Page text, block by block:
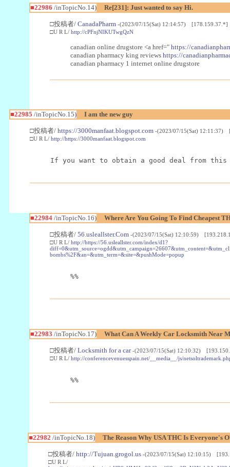
■22986 /inTopicNo.14) Re[231]: Just wanted to say Hi.
□投稿者/ CanadaPharm -(2023/07/15(Sat) 12:14:57) [178.159.37.*]
□U R L/ http://cPFnjNIKUTwgQzN
canadian online drugstore <a href=" https://
canadian pharmacy king reviews https://
canadian pharmacy 1 internet online drugstore
■22985 /inTopicNo.15) I am the new guy
□投稿者/ https://3000manfaat.blogspot.com -(2023/07/15(Sat) 12:11:37)
□U R L/ http://https://3000manfaat.blogspot.com
If you want to obtain a good deal from this
■22984/inTopicNo.16) Where Are You Going To Find Cheapest
□投稿者/ 56.usleallster.Com -(2023/07/15(Sat) 12:10:59)
□U R L/ http://https://56.usleallster.com/index/d1?
bombs%2F&an=&utm_term=&site=&pushMode=popup
%%
■22983 /inTopicNo.17) What Can A Weekly Car Locksmith Near
□投稿者/ Locksmith for a car -(2023/07/15(Sat) 12:10:32)
□U R L/ http://conferencevenuesspain.net/__media__/js/
%%
■22982 /inTopicNo.18) The Reason Why USA THC Is Everyone's
□投稿者/ http://Tujuan.grogol.us -(2023/07/15(Sat) 12:10:15)
□U R L/